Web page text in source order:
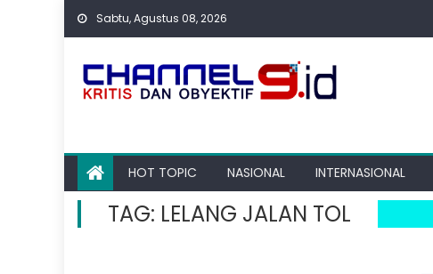
Skip
Sabtu, Agustus 08, 2026
HOT TOPIC NASIONAL INTERNASIONAL
TAG: LELANG JALAN TOL